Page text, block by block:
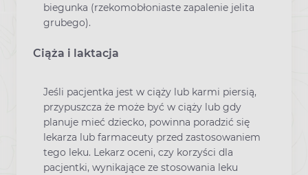
biegunka (rzekomobłoniaste zapalenie jelita
grubego).
Ciąża i laktacja
Jeśli pacjentka jest w ciąży lub karmi piersią,
przypuszcza że może być w ciąży lub gdy
planuje mieć dziecko, powinna poradzić się
lekarza lub farmaceuty przed zastosowaniem
tego leku. Lekarz oceni, czy korzyści dla
pacjentki, wynikające ze stosowania leku